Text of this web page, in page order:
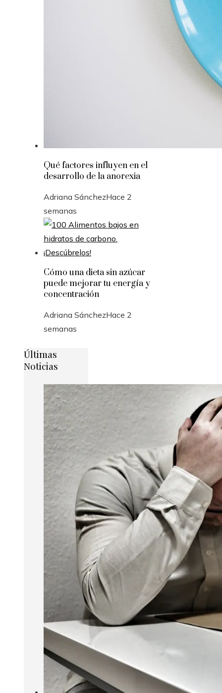
Qué factores influyen en el
desarrollo de la anorexia
Adriana SánchezHace 2
semanas
Cómo una dieta sin azúcar
puede mejorar tu energía y
concentración
Adriana SánchezHace 2
semanas
Últimas
Noticias